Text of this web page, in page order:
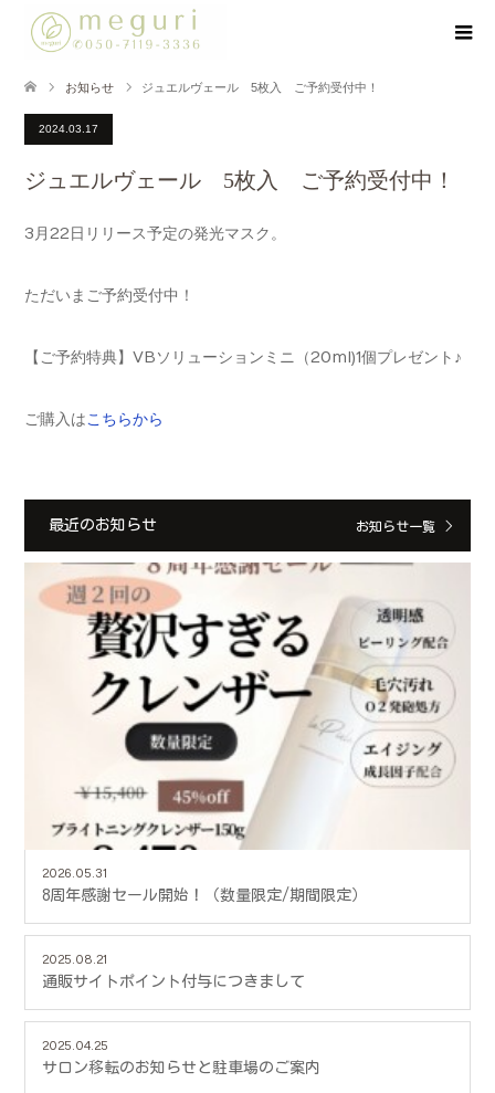
お知らせ ジュエルヴェール 5枚入 ご予約受付中！
2024.03.17
ジュエルヴェール 5枚入 ご予約受付中！
3月22日リリース予定の発光マスク。
ただいまご予約受付中！
【ご予約特典】VBソリューションミニ（20ml)1個プレゼント♪
ご購入はこちらから
最近のお知らせ お知らせ一覧
2026.05.31
8周年感謝セール開始！（数量限定/期間限定）
2025.08.21
通販サイトポイント付与につきまして
2025.04.25
サロン移転のお知らせと駐車場のご案内